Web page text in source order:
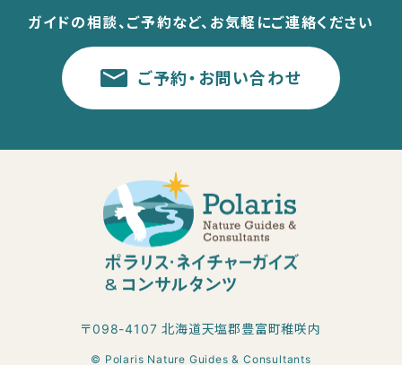
ガイドの相談、ご予約など、お気軽にご連絡ください
ご予約・お問い合わせ
〒098-4107 北海道天塩郡豊富町稚咲内
© Polaris Nature Guides & Consultants